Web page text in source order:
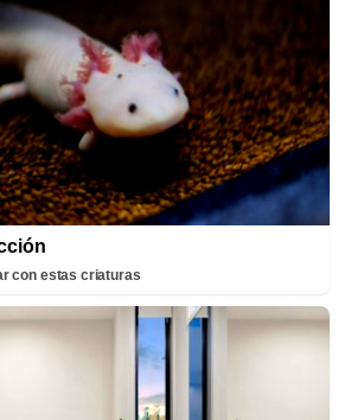
con estas criaturas